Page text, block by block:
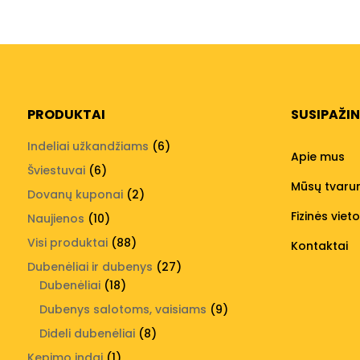
PRODUKTAI
Indeliai užkandžiams 66
Šviestuvai 66
produktai
Dovanų kuponai 22
Naujienos 1010
produktų
Visi produktai 8888
produktai
Dubenėliai ir dubenys 2727
Dubenėliai 1818
produktų
Dubenys salotoms, vaisiams 99
Dideli dubenėliai 88
Apie mus
Mūsų
Fizinės
Kontaktai